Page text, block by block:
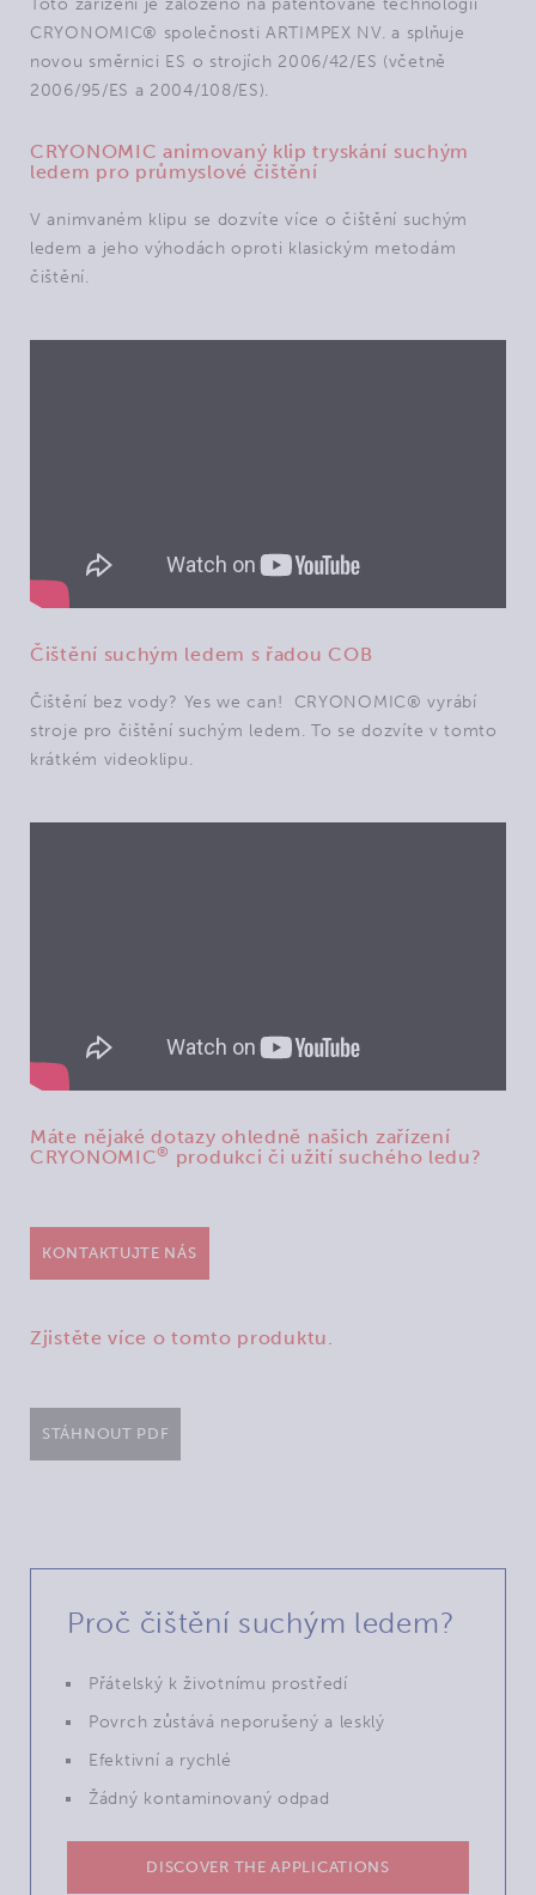
Toto zařízení je založeno na patentované technologii
CRYONOMIC® společnosti ARTIMPEX NV. a splňuje
novou směrnici ES o strojích 2006/42/ES (včetně
2006/95/ES a 2004/108/ES).
CRYONOMIC animovaný klip tryskání suchým
ledem pro průmyslové čištění
V animvaném klipu se dozvíte více o čištění suchým
ledem a jeho výhodách oproti klasickým metodám
čištění.
Čištění suchým ledem s řadou COB
Čištění bez vody? Yes we can! CRYONOMIC® vyrábí
stroje pro čištění suchým ledem. To se dozvíte v tomto
krátkém videoklipu.
Máte nějaké dotazy ohledně našich zařízení
CRYONOMIC® produkci či užití suchého ledu?
KONTAKTUJTE NÁS
Zjistěte více o tomto produktu.
STÁHNOUT PDF
Proč čištění suchým ledem?
Přátelský k životnímu prostředí
Povrch zůstává neporušený a lesklý
Efektivní a rychlé
Žádný kontaminovaný odpad
DISCOVER THE APPLICATIONS